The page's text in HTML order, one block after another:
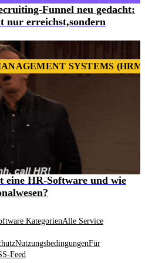
Funnel neu gedacht:
nur erreichst,sondern
SYSTEMS
eine HR-Software und wie
KategorienAlle Service
NutzungsbedingungenFür
Feed